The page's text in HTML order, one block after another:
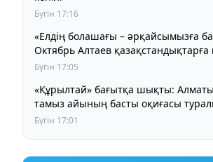
Бүгін 17:16
«Елдің болашағы – әрқайсымызға
Октябрь Алтаев
үндеу жасады
Бүгін 17:05
«Құрылтай» бағытқа шықты:
тамыз айының басты оқиғасы
бастады
Бүгін 17:01